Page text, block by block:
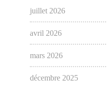
juillet 2026
avril 2026
mars 2026
décembre 2025